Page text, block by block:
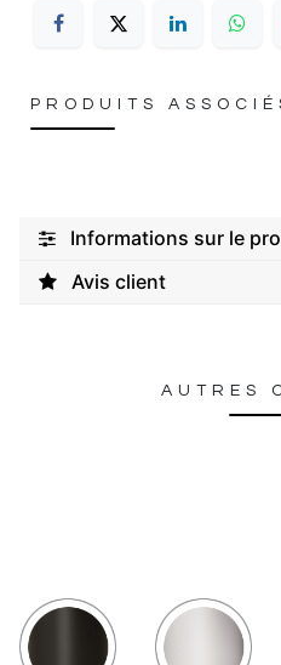
PRODUITS
Informations sur le
Avis client
AUTRES